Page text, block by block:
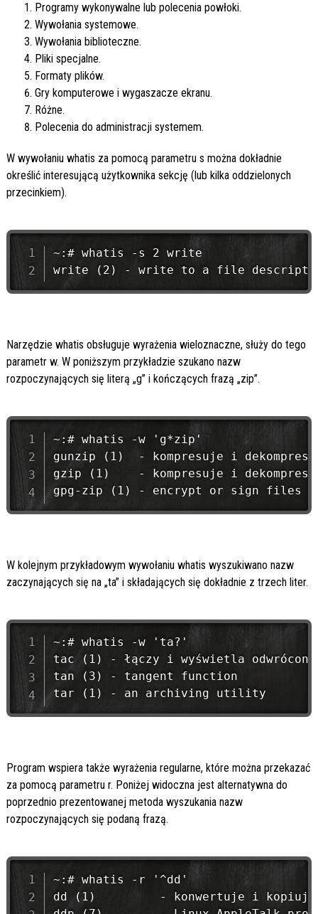
Programy wykonywalne lub polecenia powłoki.
Wywołania systemowe.
Wywołania biblioteczne.
Pliki specjalne.
Formaty plików.
Gry komputerowe i wygaszacze ekranu.
Różne.
Polecenia do administracji systemem.
W wywołaniu whatis za pomocą parametru s można dokładnie
określić interesującą użytkownika sekcję (lub kilka oddzielonych
przecinkiem).
~:# whatis -s 2 write
Narzędzie whatis obsługuje wyrażenia wieloznaczne, służy do tego
parametr w. W poniższym przykładzie szukano nazw
rozpoczynających się literą „g” i kończących frazą „zip”.
~:# whatis -w 'g*zip'
gunzip (1)  - kompresuje i
gzip (1)    - kompresuje i
W kolejnym przykładowym wywołaniu whatis wyszukiwano nazw
zaczynających się na „ta” i składających się dokładnie z trzech liter.
~:# whatis -w 'ta?'
tac (1) - łączy i wyświetla
tan (3) - tangent function
Program wspiera także wyrażenia regularne, które można przekazać
za pomocą parametru r. Poniżej widoczna jest alternatywna do
poprzednio prezentowanej metoda wyszukania nazw
rozpoczynających się podaną frazą.
~:# whatis -r '^dd'
dd (1)         - konwertuje i